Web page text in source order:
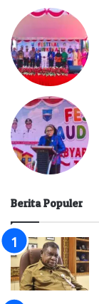
Berita Populer